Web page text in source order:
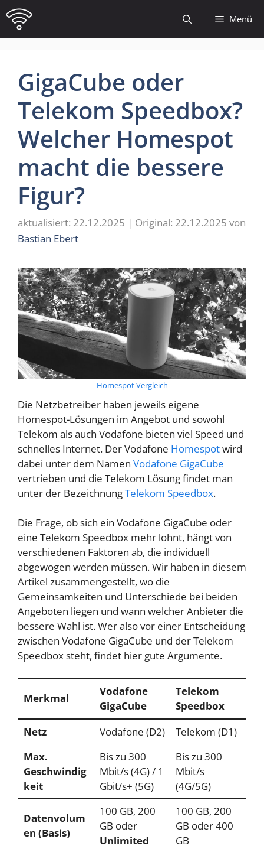
Zum
Inhalt
springen
Menü
GigaCube oder
Telekom Speedbox?
Welcher Homespot
macht die bessere
Figur?
22.12.2025 22.12.2025 von
Bastian Ebert
Homespot Vergleich
Die Netzbetreiber haben jeweils eigene
Homespot-Lösungen im Angebot und sowohl
Telekom als auch Vodafone bieten viel Speed und
schnelles Internet. Der Vodafone Homespotwird
dabei unter dem Namen Vodafone GigaCube
vertrieben und die Telekom Lösung findet man
unter der BezeichnungTelekom Speedbox.
Die Frage, ob sich ein Vodafone GigaCube oder
eine Telekom Speedbox mehr lohnt, hängt von
verschiedenen Faktoren ab, die individuell
abgewogen werden müssen. Wir haben in diesem
Artikel zusammengestellt, wo die
Gemeinsamkeiten und Unterschiede bei beiden
Angeboten liegen und wann welcher Anbieter die
bessere Wahl ist. Wer also vor einer Entscheidung
zwischen Vodafone GigaCube und der Telekom
Speedbox steht, findet hier gute Argumente.
Merkmal
Vodafone
GigaCube
Telekom
Speedbox
Netz
Vodafone (D2)
Telekom (D1)
Max.
Geschwindig
keit
Bis zu 300
Mbit/s (4G) / 1
Gbit/s+ (5G)
Bis zu 300
Mbit/s
(4G/5G)
Datenvolum
en (Basis)
100 GB, 200
GB oder
Unlimited
100 GB, 200
GB oder 400
GB